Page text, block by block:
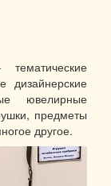
дизайнерские
ювелирные
предметы
другое.